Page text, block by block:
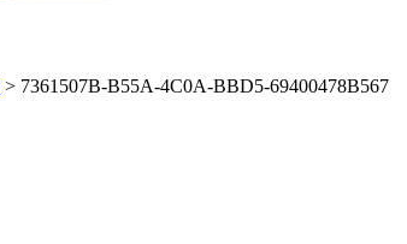
> 7361507B-B55A-4C0A-BBD5-69400478B567